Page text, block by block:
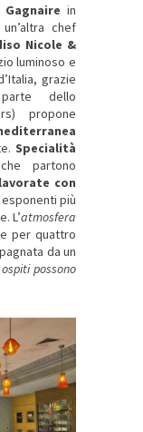
in
chef
Nicole &
luminoso e
grazie
dello
propone
Specialità
partono
con
più
L’atmosfera
per quattro
da un
possono